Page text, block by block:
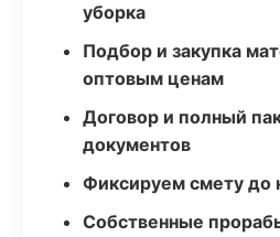
уборка
Подбор и закупка
оптовым ценам
Договор и полный
документов
Фиксируем смету до
Собственные